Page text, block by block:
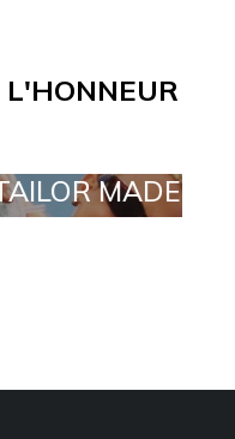
L'HONNEUR
ORDERS